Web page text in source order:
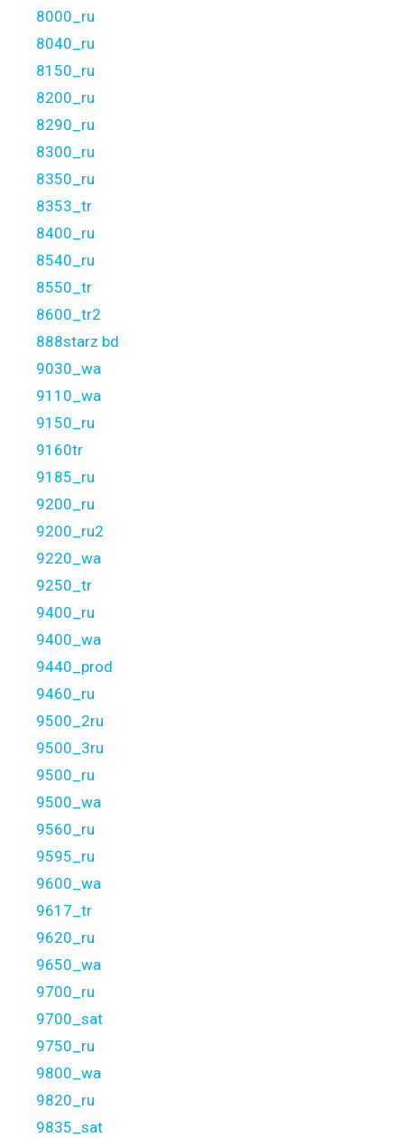
8000_ru
8040_ru
8150_ru
8200_ru
8290_ru
8300_ru
8350_ru
8353_tr
8400_ru
8540_ru
8550_tr
8600_tr2
888starz bd
9030_wa
9110_wa
9150_ru
9160tr
9185_ru
9200_ru
9200_ru2
9220_wa
9250_tr
9400_ru
9400_wa
9440_prod
9460_ru
9500_2ru
9500_3ru
9500_ru
9500_wa
9560_ru
9595_ru
9600_wa
9617_tr
9620_ru
9650_wa
9700_ru
9700_sat
9750_ru
9800_wa
9820_ru
9835_sat